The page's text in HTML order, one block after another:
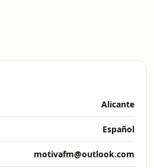
Alicante
Español
motivafm@outlook.com